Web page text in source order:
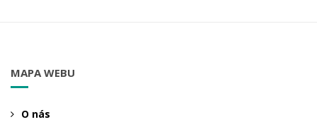
MAPA WEBU
O nás